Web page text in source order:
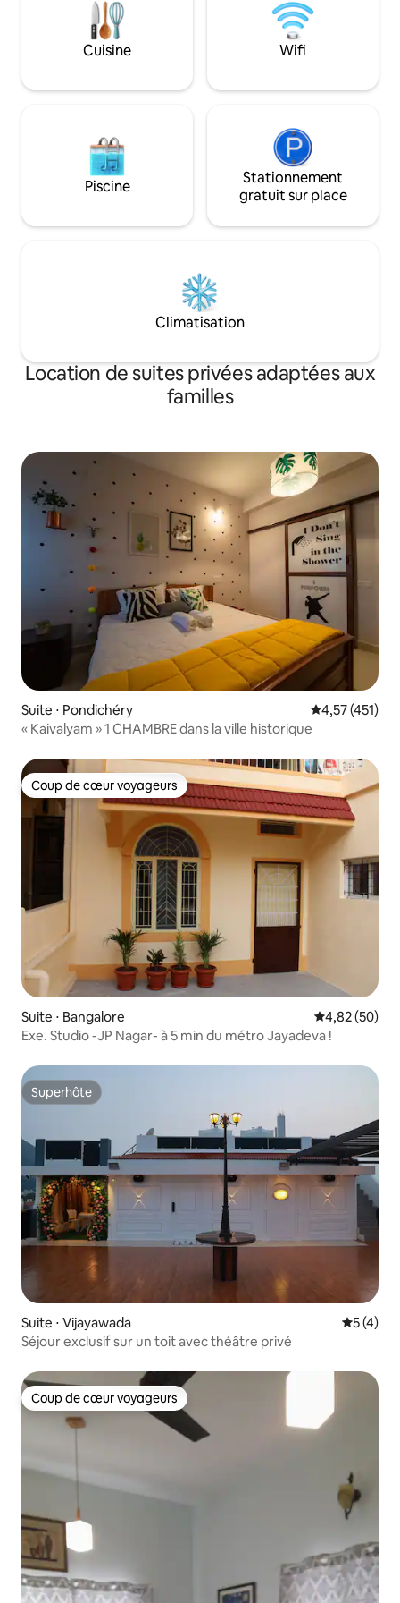
pour le travail
Conçu avec soin,
chaleureux et
l'espace est
Cuisine Wifi
Piscine
Stationnement
gratuit sur place
Climatisation
Location de suites privées adaptées aux
familles
Suite ⋅ Pondichéry Évaluation
4,57 (451)
« Kaivalyam » 1 CHAMBRE dans la ville historique
Coup de cœur voyageurs
Coup de cœur voyageurs
Suite ⋅ Bangalore Évaluation
4,82 (50)
Exe. Studio -JP Nagar- à 5 min du métro Jayadeva !
Superhôte
Superhôte
Suite ⋅ Vijayawada
5 (4)
Séjour exclusif sur un toit avec théâtre privé
Coup de cœur voyageurs
Coup de cœur voyageurs